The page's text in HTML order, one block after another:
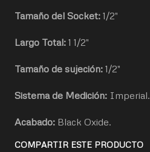
Tamaño del Socket: 1/2"
Largo Total: 1 1/2"
Tamaño de sujeción: 1/2"
Sistema de Medición: Imperial.
Acabado: Black Oxide.
COMPARTIR ESTE PRODUCTO